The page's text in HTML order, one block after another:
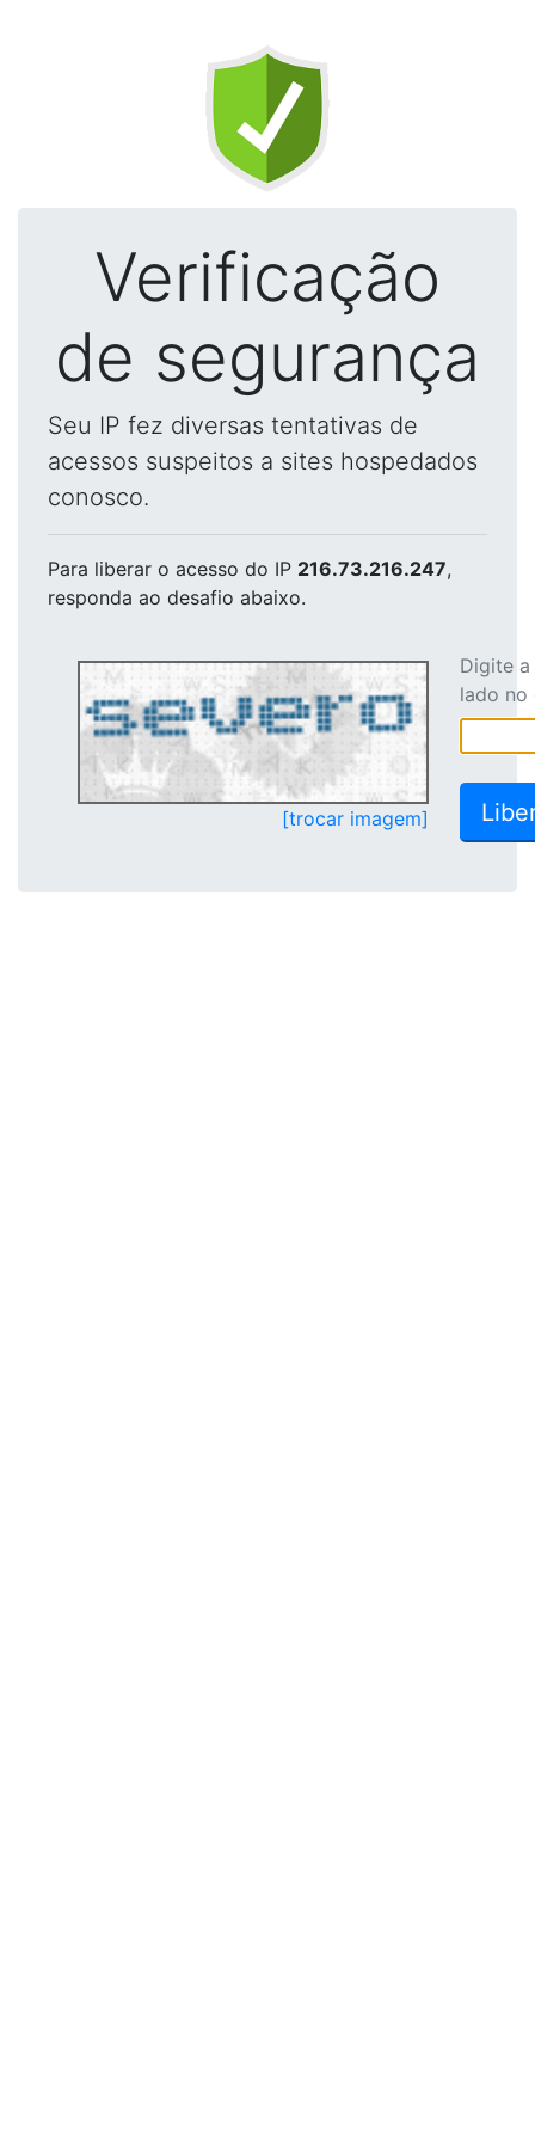
Verificação
de segurança
Seu IP fez diversas tentativas de
acessos suspeitos a sites hospedados
conosco.
Para liberar o acesso do IP 216.73.216.247,
responda ao desafio abaixo.
[trocar imagem]
Digite
lado no